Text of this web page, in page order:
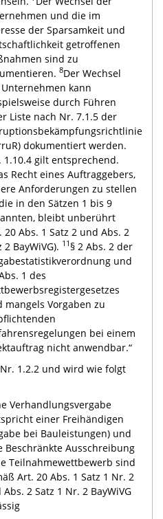
und die im
der Sparsamkeit und
getroffenen
sind zu
8Der Wechsel
kann
durch Führen
Liste nach Nr. 7.1.5 der
dokumentiert werden.
1.10.4 gilt entsprechend.
Recht eines Auftraggebers,
Anforderungen zu stellen
in den Sätzen 1 bis 9
bleibt unberührt
20 Abs. 1 Satz 2 und Abs. 2
2 BayWiVG). 11 § 2 Abs. 2 der
und
1 des
mangels Vorgaben zu
bei einem
nicht anwendbar.“
1.2.2 und wird wie folgt
Verhandlungsvergabe
einer Freihändigen
bei Bauleistungen) und
Beschränkte Ausschreibung
Teilnahmewettbewerb sind
Art. 20 Abs. 1 Satz 1 Nr. 2
Abs. 2 Satz 1 Nr. 2 BayWiVG